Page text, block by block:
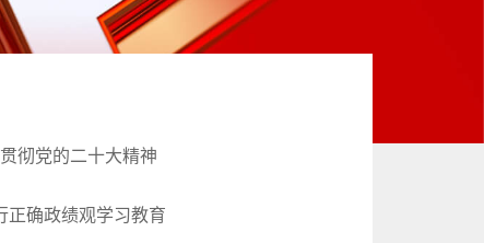
彻党的二十大精神
正确政绩观学习教育